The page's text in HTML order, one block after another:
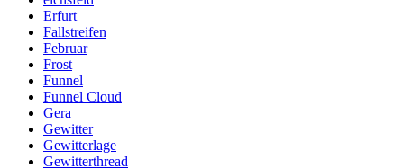
Erfurt
Fallstreifen
Februar
Frost
Funnel
Funnel Cloud
Gera
Gewitter
Gewitterlage
Gewitterthread